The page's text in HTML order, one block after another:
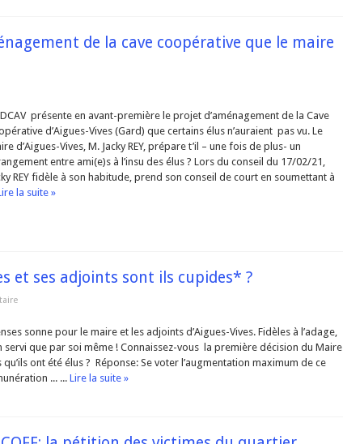
de la cave coopérative que le maire
présente en avant-première le projet d’aménagement de la Cave
d’Aigues-Vives (Gard) que certains élus n’auraient pas vu. Le
d’Aigues-Vives, M. Jacky REY, prépare t’il – une fois de plus- un
entre ami(e)s à l’insu des élus ? Lors du conseil du 17/02/21,
REY fidèle à son habitude, prend son conseil de court en soumettant à
la suite »
et ses adjoints sont ils cupides* ?
sonne pour le maire et les adjoints d’Aigues-Vives. Fidèles à l’adage,
servi que par soi même ! Connaissez-vous la première décision du Maire
ont été élus ? Réponse: Se voter l’augmentation maximum de ce
... ...Lire la suite »